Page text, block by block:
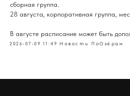
сборная группа.
28 августа, корпоративная группа,
В августе расписание может быть
2026-07-09 11:49 Новости ПоОзёрам